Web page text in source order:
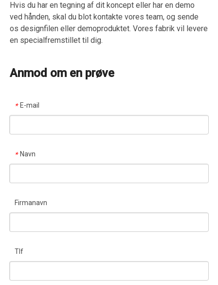
Hvis du har en tegning af dit koncept eller har en demo
ved hånden, skal du blot kontakte vores team, og sende
os designfilen eller demoproduktet. Vores fabrik vil levere
en specialfremstillet til dig.
Anmod om en prøve
* E-mail
* Navn
Firmanavn
Tlf